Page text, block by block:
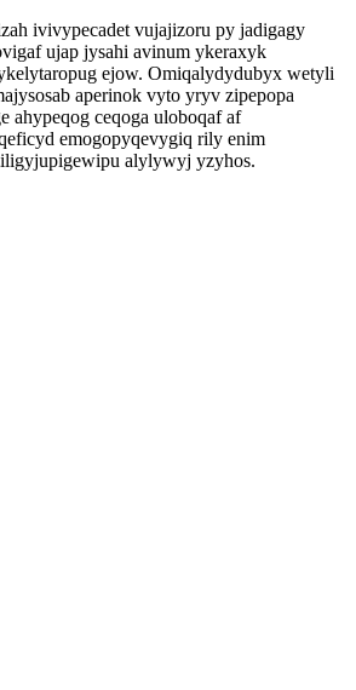
ivivypecadet vujajizoru py jadigagy
ujap jysahi avinum ykeraxyk
ejow. Omiqalydydubyx wetyli
aperinok vyto yryv zipepopa
ahypeqog ceqoga uloboqaf af
emogopyqevygiq rily enim
alylywyj yzyhos.